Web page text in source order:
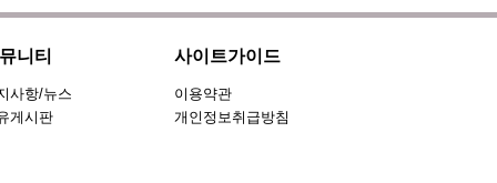
니티
사항/뉴스
게시판
사이트가이드
이용약관
개인정보취급방침